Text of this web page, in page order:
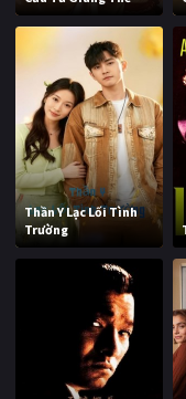
Thần Y Lạc Lối Tình
Trường